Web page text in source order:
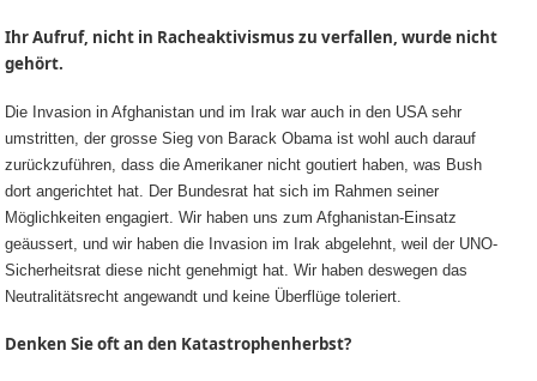
Ihr Aufruf, nicht in Racheaktivismus zu verfallen, wurde nicht
gehört.
Die Invasion in Afghanistan und im Irak war auch in den USA sehr
umstritten, der grosse Sieg von Barack Obama ist wohl auch darauf
zurückzuführen, dass die Amerikaner nicht goutiert haben, was Bush
dort angerichtet hat. Der Bundesrat hat sich im Rahmen seiner
Möglichkeiten engagiert. Wir haben uns zum Afghanistan-Einsatz
geäussert, und wir haben die Invasion im Irak abgelehnt, weil der UNO-
Sicherheitsrat diese nicht genehmigt hat. Wir haben deswegen das
Neutralitätsrecht angewandt und keine Überflüge toleriert.
Denken Sie oft an den Katastrophenherbst?